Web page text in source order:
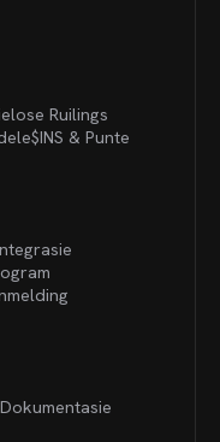
Ruilings
$INS & Punte
Dokumentasie